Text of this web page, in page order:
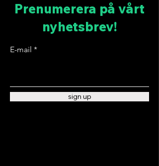
Prenumerera på vårt
nyhetsbrev!
E-mail
sign up